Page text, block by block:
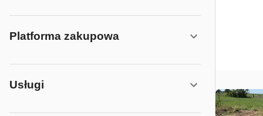
Platforma zakupowa
Usługi